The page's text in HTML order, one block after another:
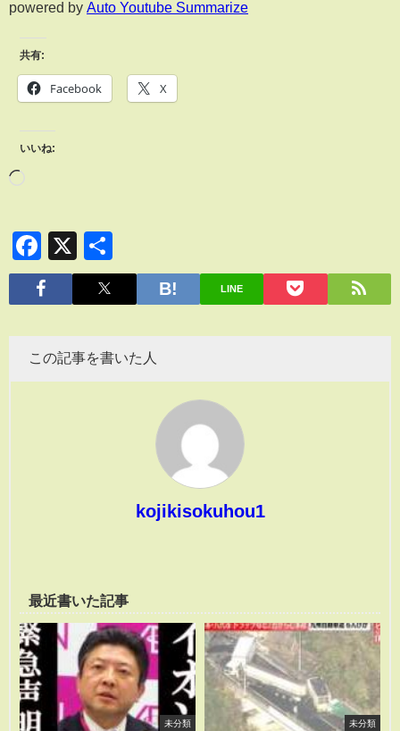
powered by Auto Youtube Summarize
共有:
Facebook X
いいね:
Facebook
X
有
LINE
この記事を書いた人
kojikisokuhou1
最近書いた記事
未分類 未分類